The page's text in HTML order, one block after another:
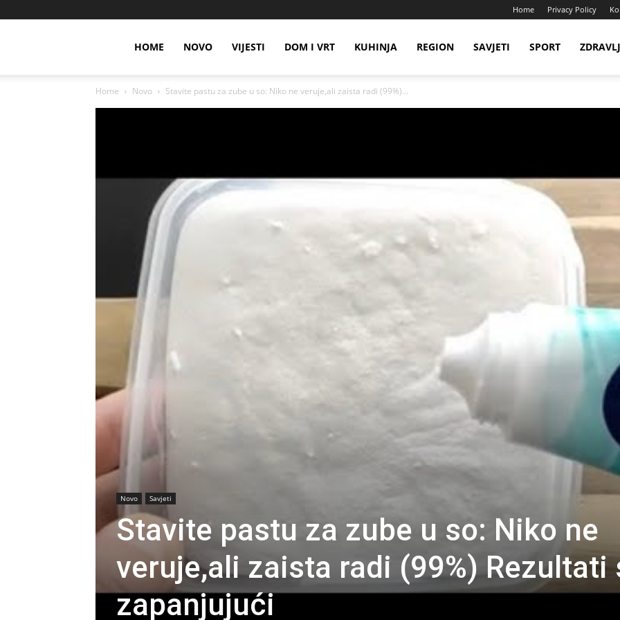
Home Privacy Policy
HOME NOVO VIJESTI DOM I VRT KUHINJA REGION SAVJETI SPORT
Home Novo Stavite pastu za zube u so: Niko ne veruje,ali zaista radi (99%)...
Novo Savjeti
Stavite pastu za zube u so: Niko ne
veruje,ali zaista radi (99%) Rezultati
zapanjujući